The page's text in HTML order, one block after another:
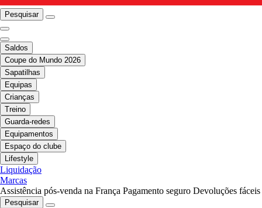
Pesquisar
Saldos
Coupe do Mundo 2026
Sapatilhas
Equipas
Crianças
Treino
Guarda-redes
Equipamentos
Espaço do clube
Lifestyle
Liquidação
Marcas
Assistência pós-venda na França Pagamento seguro Devoluções fáceis
Pesquisar